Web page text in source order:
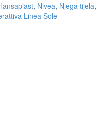
, Nivea, Njega tijela,
Linea Sole